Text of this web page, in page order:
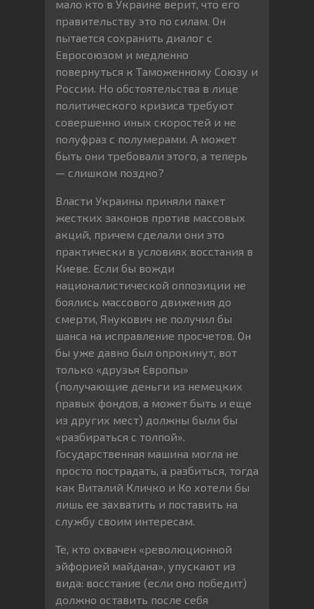
мало кто в Украине верит, что его
правительству это по силам. Он
пытается сохранить диалог с
Евросоюзом и медленно
повернуться к Таможенному Союзу и
России. Но обстоятельства в лице
политического кризиса требуют
совершенно иных скоростей и не
полуфраз с полумерами. А может
быть они требовали этого, а теперь
— слишком поздно?
Власти Украины приняли пакет
жестких законов против массовых
акций, причем сделали они это
практически в условиях восстания в
Киеве. Если бы вожди
националистической оппозиции не
боялись массового движения до
смерти, Янукович не получил бы
шанса на исправление просчетов. Он
бы уже давно был опрокинут, вот
только «друзья Европы»
(получающие деньги из немецких
правых фондов, а может быть и еще
из других мест) должны были бы
«разбираться с толпой».
Государственная машина могла не
просто пострадать, а разбиться, тогда
как Виталий Кличко и Ко хотели бы
лишь ее захватить и поставить на
службу своим интересам.
Те, кто охвачен «революционной
эйфорией майдана», упускают из
вида: восстание (если оно победит)
должно оставить после себя